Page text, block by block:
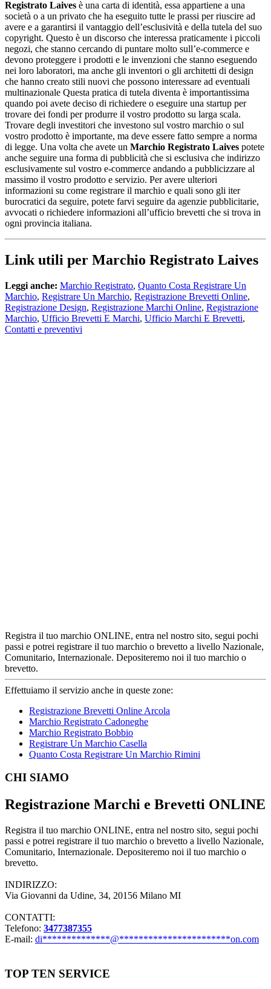
Registrato Laives è una carta di identità, essa appartiene a una
società o a un privato che ha eseguito tutte le prassi per riuscire ad
avere e a garantirsi il vantaggio dell’esclusività e della tutela del suo
copyright. Questo è un discorso che interessa praticamente i piccoli
negozi, che stanno cercando di puntare molto sull’e-commerce e
devono proteggere i prodotti e le invenzioni che stanno eseguendo
nei loro laboratori, ma anche gli inventori o gli architetti di design
che hanno creato stili nuovi che possono interessare ad eventuali
multinazionale Questa pratica di tutela diventa è importantissima
quando poi avete deciso di richiedere o eseguire una startup per
trovare dei fondi per produrre il vostro prodotto su larga scala.
Trovare degli investitori che investono sul vostro marchio o sul
vostro prodotto è importante, ma deve essere fatto sempre a norma
di legge. Una volta che avete un Marchio Registrato Laives potete
anche seguire una forma di pubblicità che si esclusiva che indirizzo
esclusivamente sul vostro e-commerce andando a pubblicizzare al
massimo il vostro prodotto e servizio. Per avere ulteriori
informazioni su come registrare il marchio e quali sono gli iter
burocratici da seguire, potete farvi seguire da agenzie pubblicitarie,
avvocati o richiedere informazioni all’ufficio brevetti che si trova in
ogni provincia italiana.
Link utili per Marchio Registrato Laives
Leggi anche: Marchio Registrato, Quanto Costa Registrare Un
Marchio, Registrare Un Marchio, Registrazione Brevetti Online,
Registrazione Design, Registrazione Marchi Online, Registrazione
Marchio, Ufficio Brevetti E Marchi, Ufficio Marchi E Brevetti,
Contatti e preventivi
Registra il tuo marchio ONLINE, entra nel nostro sito, segui pochi
passi e potrei registrare il tuo marchio o brevetto a livello Nazionale,
Comunitario, Internazionale. Depositeremo noi il tuo marchio o
brevetto.
Effettuiamo il servizio anche in queste zone:
Registrazione Brevetti Online Arcola
Marchio Registrato Cadoneghe
Marchio Registrato Bobbio
Registrare Un Marchio Casella
Quanto Costa Registrare Un Marchio Rimini
Footer
CHI SIAMO
Registrazione Marchi e Brevetti ONLINE
Registra il tuo marchio ONLINE, entra nel nostro sito, segui pochi
passi e potrei registrare il tuo marchio o brevetto a livello Nazionale,
Comunitario, Internazionale. Depositeremo noi il tuo marchio o
brevetto.
INDIRIZZO:
Via Giovanni da Udine, 34, 20156 Milano MI
CONTATTI:
Telefono: 3477387355
E-mail: di**************@***********************on.com
TOP TEN SERVICE